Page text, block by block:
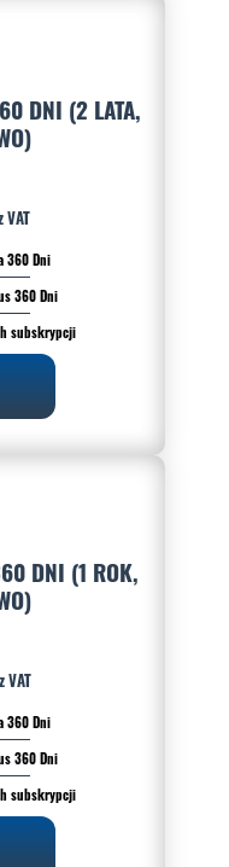
DNI (2 LATA,
VAT
360 Dni
360 Dni
subskrypcji
DNI (1 ROK,
VAT
360 Dni
360 Dni
subskrypcji